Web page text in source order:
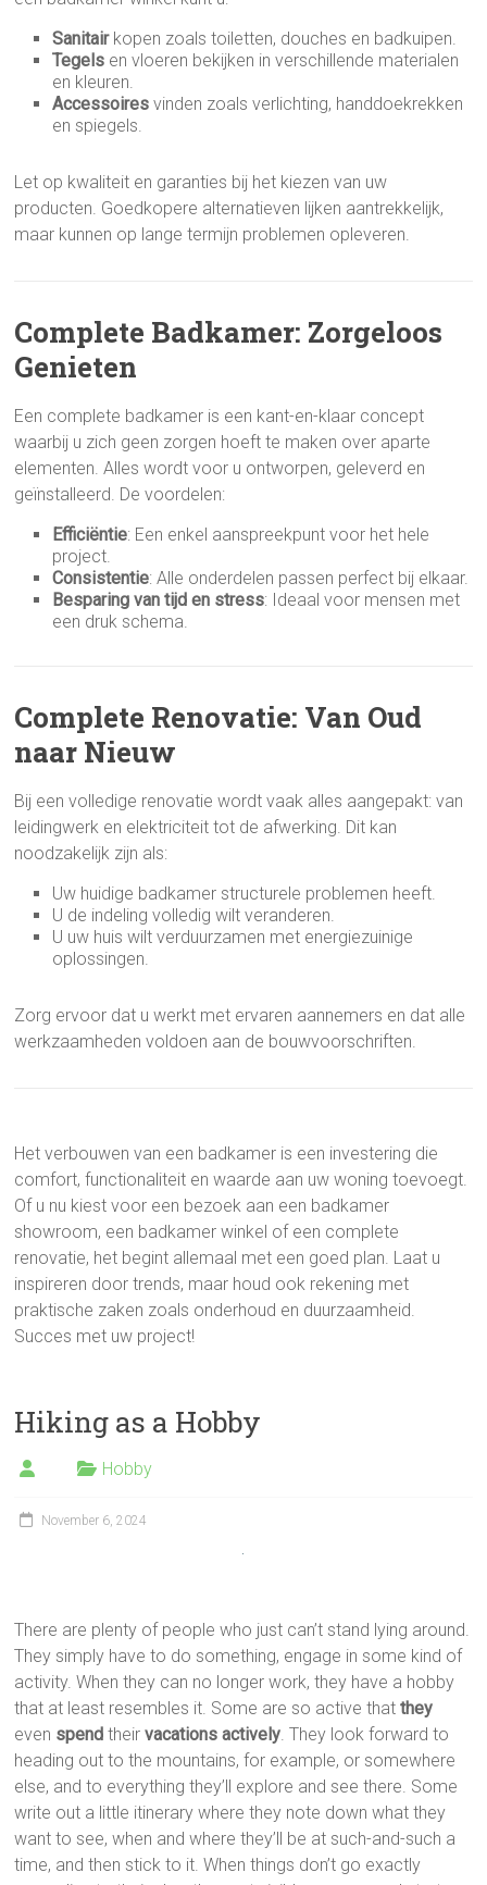
Sanitairkopen zoals toiletten, douches en badkuipen.
Tegels en vloeren bekijken in verschillende materialen
en kleuren.
Accessoires vinden zoals verlichting, handdoekrekken
en spiegels.
Let op kwaliteit en garanties bij het kiezen van uw
producten. Goedkopere alternatieven lijken aantrekkelijk,
maar kunnen op lange termijn problemen opleveren.
Complete Badkamer: Zorgeloos
Genieten
Een complete badkamer is een kant-en-klaar concept
waarbij u zich geen zorgen hoeft te maken over aparte
elementen. Alles wordt voor u ontworpen, geleverd en
geïnstalleerd. De voordelen:
Efficiëntie: Een enkel aanspreekpunt voor het hele
project.
Consistentie: Alle onderdelen passen perfect bij elkaar.
Besparing van tijd en stress: Ideaal voor mensen met
een druk schema.
Complete Renovatie: Van Oud
naar Nieuw
Bij een volledige renovatie wordt vaak alles aangepakt: van
leidingwerk en elektriciteit tot de afwerking. Dit kan
noodzakelijk zijn als:
Uw huidige badkamer structurele problemen heeft.
U de indeling volledig wilt veranderen.
U uw huis wilt verduurzamen met energiezuinige
oplossingen.
Zorg ervoor dat u werkt met ervaren aannemers en dat alle
werkzaamheden voldoen aan de bouwvoorschriften.
Het verbouwen van een badkamer is een investering die
comfort, functionaliteit en waarde aan uw woning toevoegt.
Of u nu kiest voor een bezoek aan een badkamer
showroom, een badkamer winkel of een complete
renovatie, het begint allemaal met een goed plan. Laat u
inspireren door trends, maar houd ook rekening met
praktische zaken zoals onderhoud en duurzaamheid.
Succes met uw project!
Hiking as a Hobby
Hobby
November 6, 2024
There are plenty of people who just can’t stand lying around.
They simply have to do something, engage in some kind of
activity. When they can no longer work, they have a hobby
that at least resembles it. Some are so active thatthey
even spend theirvacations actively . They look forward to
heading out to the mountains, for example, or somewhere
else, and to everything they’ll explore and see there. Some
write out a little itinerary where they note down what they
want to see, when and where they’ll be at such-and-such a
time, and then stick to it. When things don’t go exactly